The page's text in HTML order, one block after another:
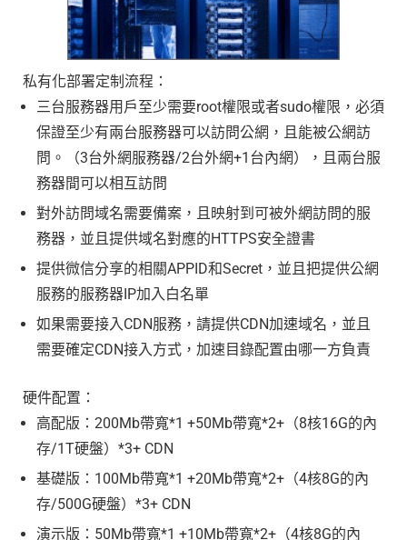
私有化部署定制流程：
三台服務器用戶至少需要root權限或者sudo權限，必須
保證至少有兩台服務器可以訪問公網，且能被公網訪
問。（3台外網服務器/2台外網+1台內網），且兩台服
務器間可以相互訪問
對外訪問域名需要備案，且映射到可被外網訪問的服
務器，並且提供域名對應的HTTPS安全證書
提供微信分享的相關APPID和Secret，並且把提供公網
服務的服務器IP加入白名單
如果需要接入CDN服務，請提供CDN加速域名，並且
需要確定CDN接入方式，加速目錄配置由哪一方負責
硬件配置：
高配版：200Mb帶寬*1 +50Mb帶寬*2+（8核16G的內
存/1T硬盤）*3+ CDN
基礎版：100Mb帶寬*1 +20Mb帶寬*2+（4核8G的內
存/500G硬盤）*3+ CDN
演示版：50Mb帶寬*1 +10Mb帶寬*2+（4核8G的內